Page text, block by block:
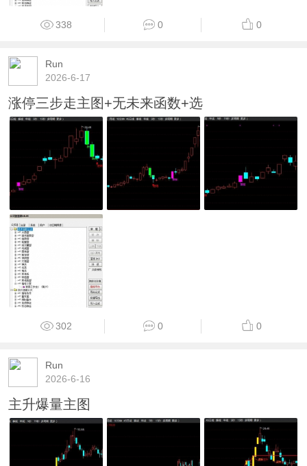
338 0 0
Run
2026-6-17
涨停三步走主图+无未来函数+选
302 0 0
Run
2026-6-16
主升爆量主图